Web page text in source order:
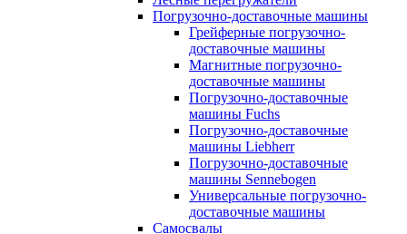
Погрузочно-доставочные машины
Грейферные погрузочно-
доставочные машины
Магнитные погрузочно-
доставочные машины
Погрузочно-доставочные
машины Fuchs
Погрузочно-доставочные
машины Liebherr
Погрузочно-доставочные
машины Sennebogen
Универсальные погрузочно-
доставочные машины
Самосвалы